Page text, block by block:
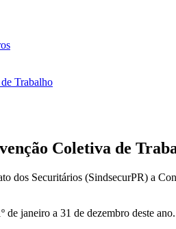
Trabalho
Coletiva de
dos Securitários (SindsecurPR) a
janeiro a 31 de dezembro deste